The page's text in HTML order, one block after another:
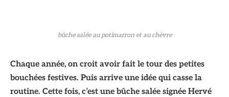
bûche salée au potimarron et au chèvre
Chaque année, on croit avoir fait le tour des petites
bouchées festives. Puis arrive une idée qui casse la
routine. Cette fois, c’est une bûche salée signée Hervé